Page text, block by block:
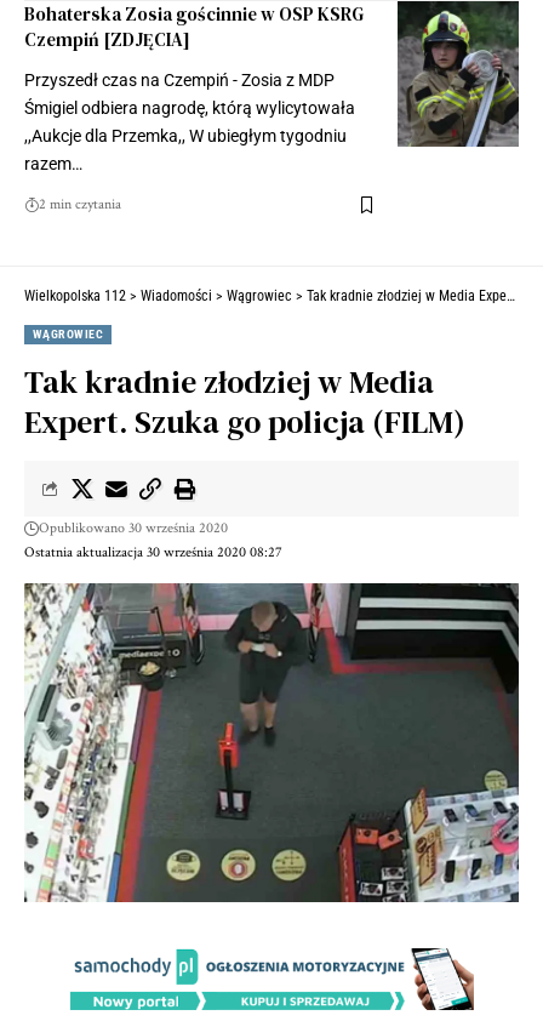
Bohaterska Zosia gościnnie w OSP KSRG
Czempiń [ZDJĘCIA]
Przyszedł czas na Czempiń - Zosia z MDP
Śmigiel odbiera nagrodę, którą wylicytowała
,,Aukcje dla Przemka,, W ubiegłym tygodniu
razem…
2 min czytania
Wielkopolska 112 > Wiadomości > Wągrowiec > Tak kradnie złodziej w Media Expert. Szuka go policja (FILM)
WĄGROWIEC
Tak kradnie złodziej w Media
Expert. Szuka go policja (FILM)
Ostatnia aktualizacja 30 września 2020 08:27
Opublikowano 30 września 2020